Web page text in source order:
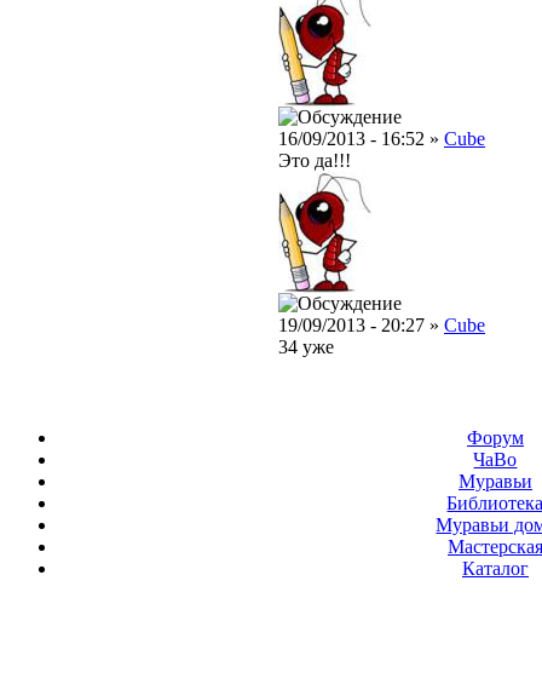
16/09/2013 - 16:52 » Cube
Это да!!!
19/09/2013 - 20:27 » Cube
34 уже
Форум
ЧаВо
Муравьи
Муравьи
Мастерская
Каталог